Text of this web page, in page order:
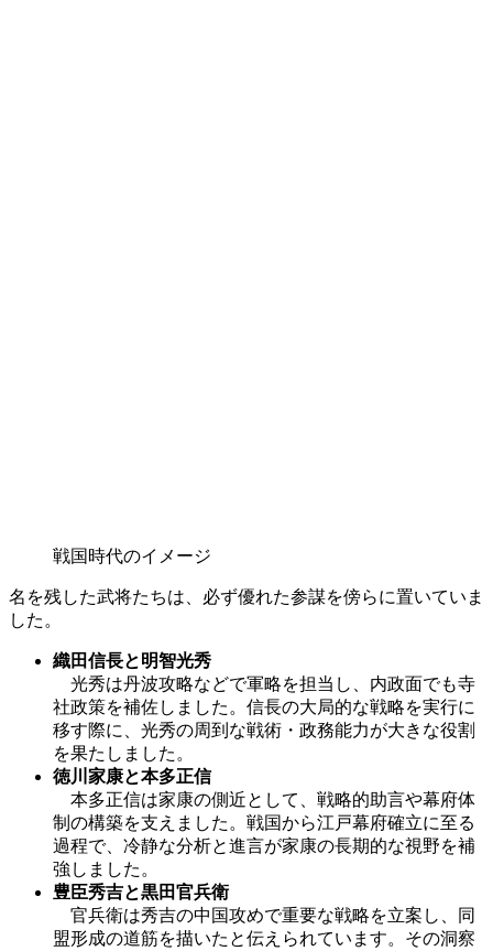
戦国時代のイメージ
名を残した武将たちは、必ず優れた参謀を傍らに置いていま
した。
織田信長と明智光秀
光秀は丹波攻略などで軍略を担当し、内政面でも寺
社政策を補佐しました。信長の大局的な戦略を実行に
移す際に、光秀の周到な戦術・政務能力が大きな役割
を果たしました。
徳川家康と本多正信
本多正信は家康の側近として、戦略的助言や幕府体
制の構築を支えました。戦国から江戸幕府確立に至る
過程で、冷静な分析と進言が家康の長期的な視野を補
強しました。
豊臣秀吉と黒田官兵衛
官兵衛は秀吉の中国攻めで重要な戦略を立案し、同
盟形成の道筋を描いたと伝えられています。その洞察